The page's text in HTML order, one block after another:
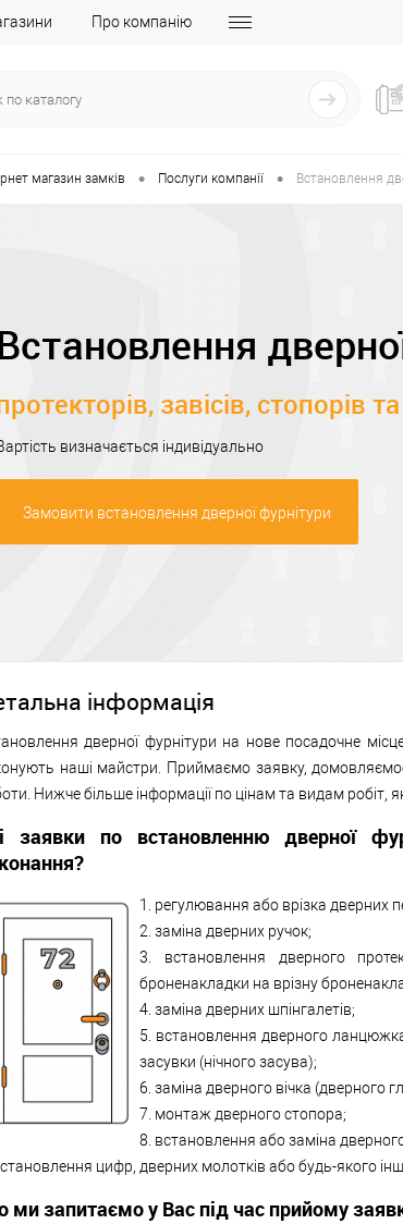
Про компанію
магазин замків • Послуги компанії • Встановлення
завісів, стопорів та
визначається індивідуально
Замовити встановлення дверної фурнітури
інформація
дверної фурнітури на нове посадочне
наші майстри. Приймаємо заявку,
Нижче більше інформації по цінам та видам робіт,
заявки по встановленню дверної
1. регулювання або врізка дверних
2. заміна дверних ручок;
3. встановлення дверного
броненакладки на врізну
4. заміна дверних шпінгалетів;
5. встановлення дверного
засувки (нічного засува);
6. заміна дверного вічка (дверного
7. монтаж дверного стопора;
8. встановлення або заміна
цифр, дверних молотків або будь-якого
запитаємо у Вас під час прийому